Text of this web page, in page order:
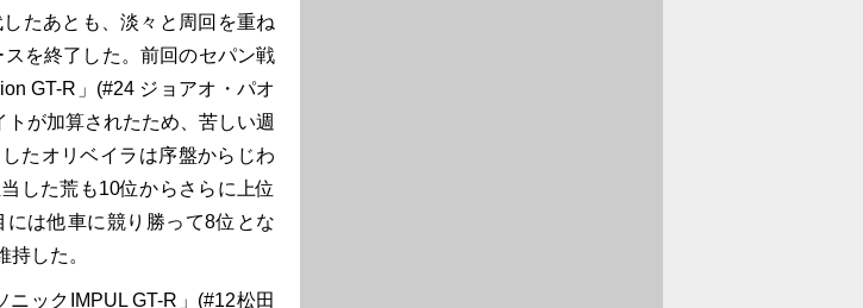
たあとも、淡々と周回を重ね
を終了した。前回のセパン戦
GT-R」(#24 ジョアオ・パオ
が加算されたため、苦しい週
たオリベイラは序盤からじわ
した荒も10位からさらに上位
は他車に競り勝って8位とな
した。
ックIMPUL GT-R」(#12松田